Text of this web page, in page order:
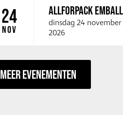
24
NOV
ALLFORPACK
dinsdag 24 november
2026
MEER EVENEMENTEN